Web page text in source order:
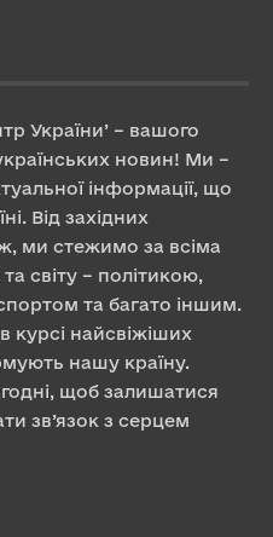
України’ – вашого
українських новин! Ми –
інформації, що
Від західних
ми стежимо за всіма
світу – політикою,
та багато іншим.
курсі найсвіжіших
нашу країну.
щоб залишатися
зв’язок з серцем